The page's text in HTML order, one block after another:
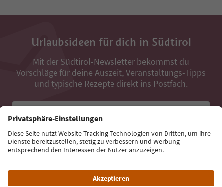
Urlaubsideen für dich in Südtirol
Mit der Südtirol-Newsletter bekommst du
Vorschläge für deine Auszeit, Veranstaltungs-Tipps
und typische Rezepte direkt ins Postfach.
Jetzt anmelden